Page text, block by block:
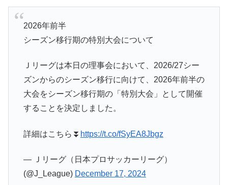
2026年前半
シーズン移行期の特別大会について
Ｊリーグは本日の理事会において、2026/27シー
ズンからのシーズン移行に向けて、2026年前半の
大会をシーズン移行期の「特別大会」として開催
することを決定しました。
詳細はこちら⏬️ https://t.co/fSyEA8Jbgz
— Ｊリーグ（日本プロサッカーリーグ）
(@J_League) December 17, 2024